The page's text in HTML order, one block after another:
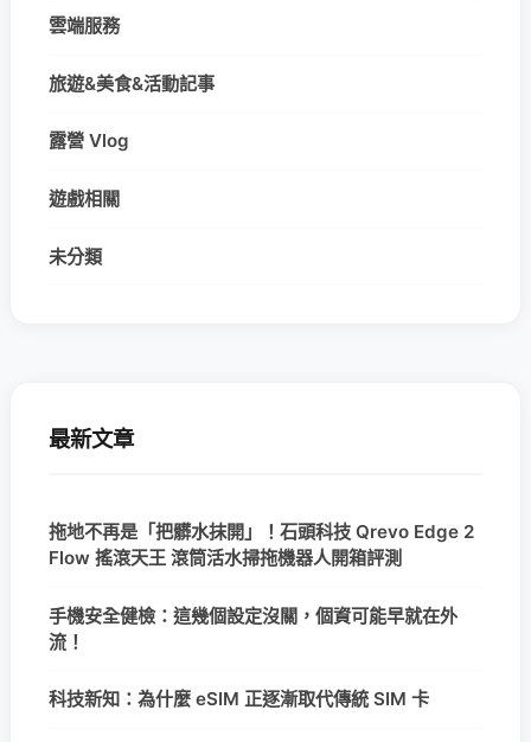
雲端服務
旅遊&美食&活動記事
露營 Vlog
遊戲相關
未分類
最新文章
拖地不再是「把髒水抹開」！石頭科技 Qrevo Edge 2
Flow 搖滾天王 滾筒活水掃拖機器人開箱評測
手機安全健檢：這幾個設定沒關，個資可能早就在外
流！
科技新知：為什麼 eSIM 正逐漸取代傳統 SIM 卡